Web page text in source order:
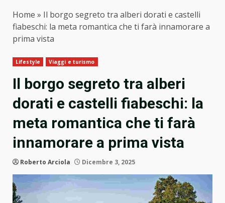
Home » Il borgo segreto tra alberi dorati e castelli
fiabeschi: la meta romantica che ti farà innamorare a
prima vista
Lifestyle Viaggi e turismo
Il borgo segreto tra alberi
dorati e castelli fiabeschi: la
meta romantica che ti farà
innamorare a prima vista
Roberto Arciola Dicembre 3, 2025